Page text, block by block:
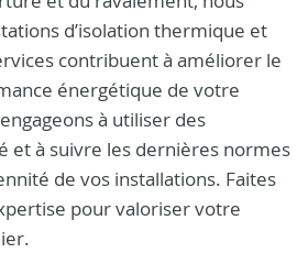
d’isolation thermique et
contribuent à améliorer le
énergétique de votre
à utiliser des
et à suivre les dernières normes
de vos installations. Faites
pour valoriser votre